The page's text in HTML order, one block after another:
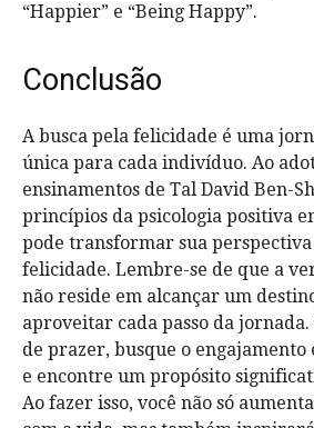
“Happier” e “Being Happy”.
Conclusão
A busca pela felicidade é uma
única para cada indivíduo. Ao
ensinamentos de Tal David Ben-
princípios da psicologia positiva
pode transformar sua
felicidade. Lembre-se de que a
não reside em alcançar um
aproveitar cada passo da
de prazer, busque o engajamento
e encontre um propósito
Ao fazer isso, você não só